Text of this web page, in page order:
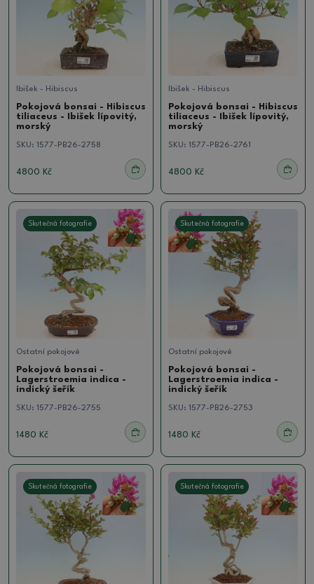
Ibišek - Hibiscus
Pokojová bonsai - Hibiscus
tiliaceus - Ibišek lípovitý,
morský
SKU: 1577-PB26-2758
4800 Kč
Ibišek - Hibiscus
Pokojová bonsai - Hibiscus
tiliaceus - Ibišek lípovitý,
morský
SKU: 1577-PB26-2761
4800 Kč
Skutečná fotografie
Ostatní pokojové
Pokojová bonsai -
Lagerstroemia indica -
indický šeřík
SKU: 1577-PB26-2755
1480 Kč
Skutečná fotografie
Ostatní pokojové
Pokojová bonsai -
Lagerstroemia indica -
indický šeřík
SKU: 1577-PB26-2753
1480 Kč
Skutečná fotografie Skutečná fotografie